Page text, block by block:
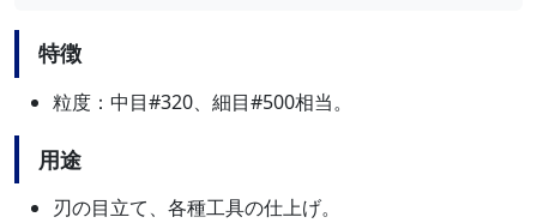
特徴
粒度：中目#320、細目#500相当。
用途
刃の目立て、各種工具の仕上げ。